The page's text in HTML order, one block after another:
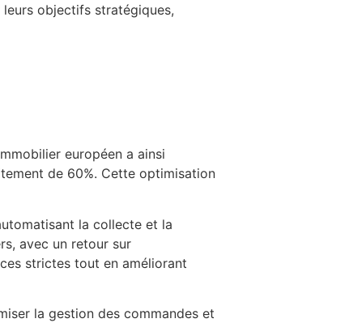
objectifs stratégiques,
européen a ainsi
de 60%. Cette optimisation
la collecte et la
avec un retour sur
strictes tout en améliorant
la gestion des commandes et